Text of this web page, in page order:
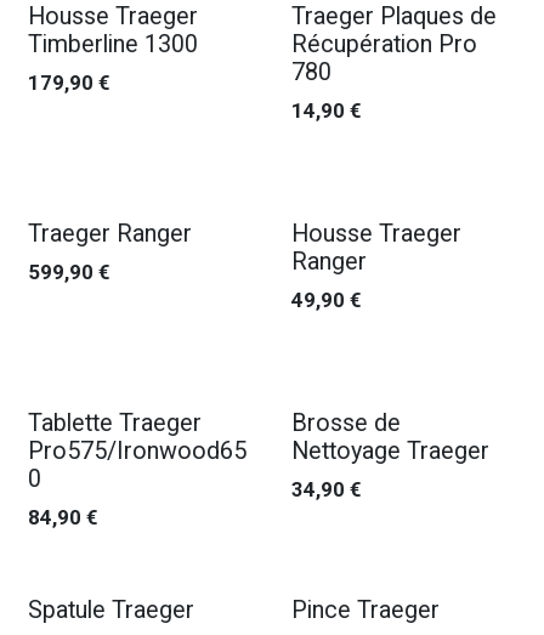
Housse Traeger
Timberline 1300
179,90 €
Nouveau !
Traeger Plaques de
Récupération Pro
780
14,90 €
Traeger Ranger
599,90 €
Housse Traeger
Ranger
49,90 €
Nouveau !
Tablette Traeger
Pro575/Ironwood65
0
84,90 €
Brosse de
Nettoyage Traeger
34,90 €
Spatule Traeger Pince Traeger